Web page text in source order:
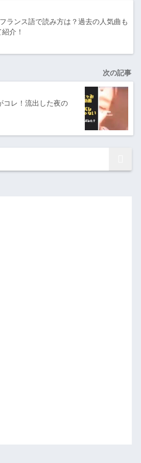
ランス語で読み方は？過去の人気曲も
介！
次の記事
コレ！流出した夜の